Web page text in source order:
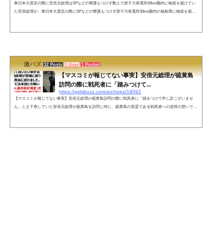
東日本大震災の際に安倍元総理はSPなどの警護もつけず数人で原子力発電所30km圏内に物資を届けてい
た安倍総理が、東日本大震災の際にSPなどの警護もつけず原子力発電所30km圏内の福島県に物資を届け
激バズ 32 Posts 1 User 1 Pocket
【マスコミが報じてない事実】安倍元総理が硫黄島
訪問の際に戦死者に「踏みつけて...
https://gekibuzz.com/archives/19092
【マスコミが報じてない事実】安倍元総理が硫黄島訪問の際に戦死者に「踏みつけて申し訳ございませ
ん」と土下座していた安倍元総理が硫黄島を訪問し時に、硫黄島の英霊である戦死者への追悼の想いで土